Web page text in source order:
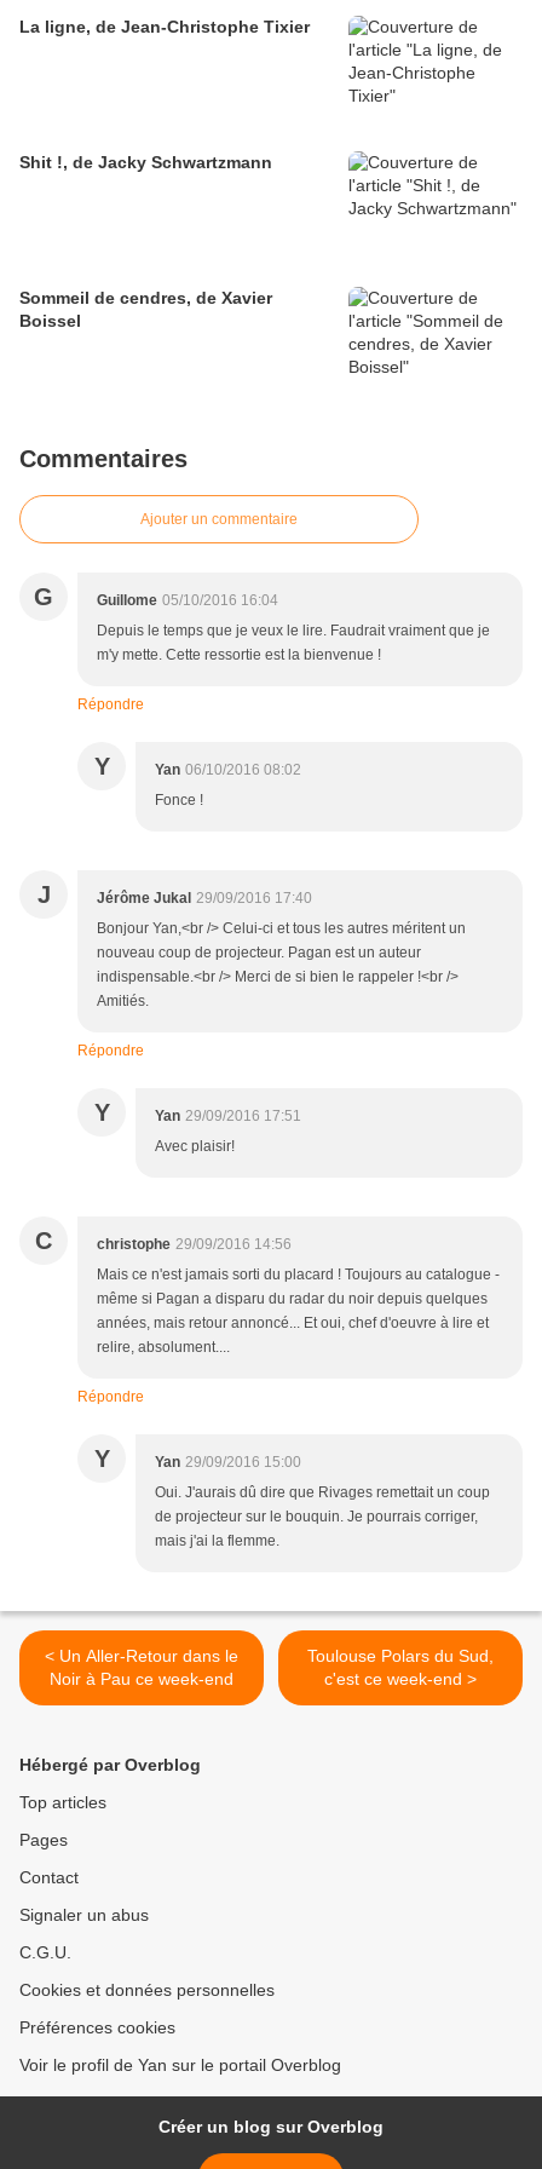
La ligne, de Jean-Christophe Tixier
Shit !, de Jacky Schwartzmann
Sommeil de cendres, de Xavier
Boissel
Commentaires
Ajouter un commentaire
G Guillome 05/10/2016 16:04
Depuis le temps que je veux le lire. Faudrait vraiment que je
m'y mette. Cette ressortie est la bienvenue !
Répondre
Y Yan 06/10/2016 08:02
Fonce !
J Jérôme Jukal 29/09/2016 17:40
Bonjour Yan,<br /> Celui-ci et tous les autres méritent un
nouveau coup de projecteur. Pagan est un auteur
indispensable.<br /> Merci de si bien le rappeler !<br />
Amitiés.
Répondre
Y Yan 29/09/2016 17:51
Avec plaisir!
C christophe 29/09/2016 14:56
Mais ce n'est jamais sorti du placard ! Toujours au catalogue -
même si Pagan a disparu du radar du noir depuis quelques
années, mais retour annoncé... Et oui, chef d'oeuvre à lire et
relire, absolument....
Répondre
Y Yan 29/09/2016 15:00
Oui. J'aurais dû dire que Rivages remettait un coup
de projecteur sur le bouquin. Je pourrais corriger,
mais j'ai la flemme.
< Un Aller-Retour dans le
Noir à Pau ce week-end
Toulouse Polars du Sud,
c'est ce week-end >
Hébergé par Overblog
Top articles
Pages
Contact
Signaler un abus
C.G.U.
Cookies et données personnelles
Préférences cookies
Voir le profil de Yan sur le portail Overblog
Créer un blog sur Overblog